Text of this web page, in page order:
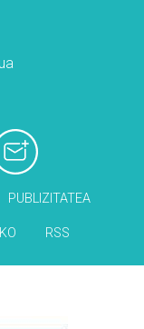
PUBLIZITATEA
RSS